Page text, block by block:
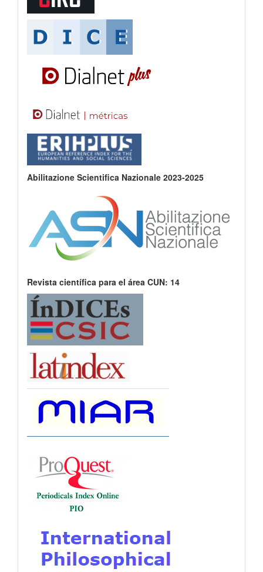
Abilitazione Scientifica Nazionale 2023-2025
Revista científica para el área CUN: 14